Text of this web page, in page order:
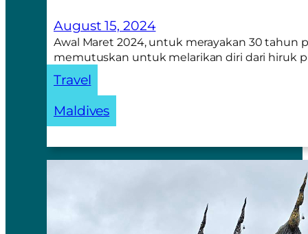
August 15, 2024
Awal Maret 2024, untuk merayakan 30 tahun
memutuskan untuk melarikan diri dari hiruk
Travel
Maldives